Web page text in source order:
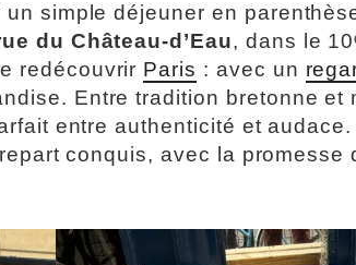
simple déjeuner en
du Château-d’Eau, dans le
redécouvrir Paris : avec un
Entre tradition bretonne et
entre authenticité et audace.
conquis, avec la promesse